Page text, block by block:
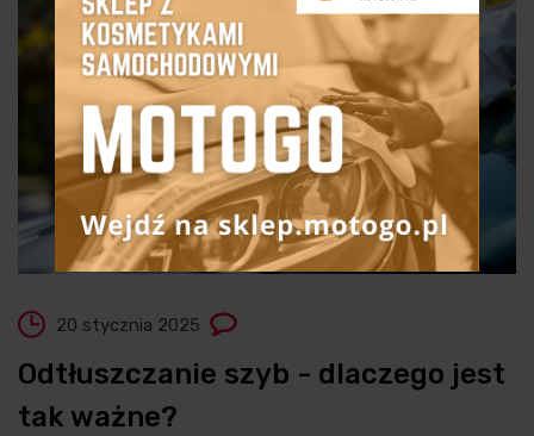
20 stycznia 2025
Odtłuszczanie szyb - dlaczego jest
tak ważne?